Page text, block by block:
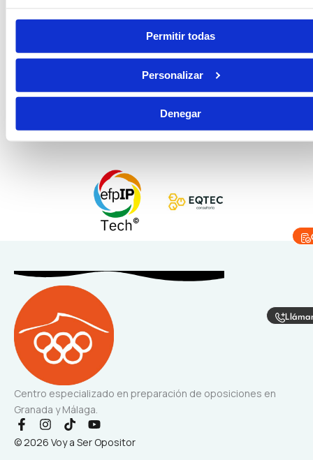
Permitir todas
Personalizar
Denegar
13/07/2026
Lo último en #Redes
Centro especializado en preparación de oposiciones en
Granada y Málaga.
F
a
c
I
n
s
T
i
k
Y
o
u
© 2026 Voy a Ser Opositor